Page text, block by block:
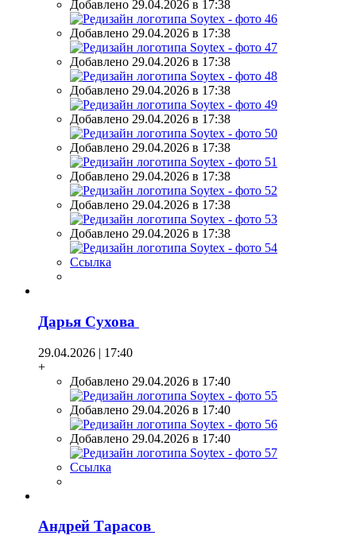
Добавлено 29.04.2026 в 17:38
Добавлено 29.04.2026 в 17:38
Добавлено 29.04.2026 в 17:38
Добавлено 29.04.2026 в 17:38
Добавлено 29.04.2026 в 17:38
Добавлено 29.04.2026 в 17:38
Добавлено 29.04.2026 в 17:38
Добавлено 29.04.2026 в 17:38
Добавлено 29.04.2026 в 17:38
Ссылка
Дарья Сухова
29.04.2026 | 17:40
+
Добавлено 29.04.2026 в 17:40
Добавлено 29.04.2026 в 17:40
Добавлено 29.04.2026 в 17:40
Ссылка
Андрей Тарасов